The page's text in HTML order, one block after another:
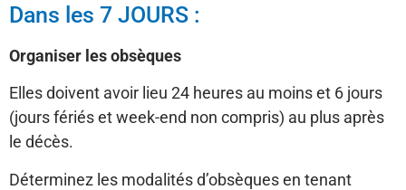
Dans les 7 JOURS :
Organiser les obsèques
Elles doivent avoir lieu 24 heures au moins et 6 jours
(jours fériés et week-end non compris) au plus après
le décès.
Déterminez les modalités d’obsèques en tenant